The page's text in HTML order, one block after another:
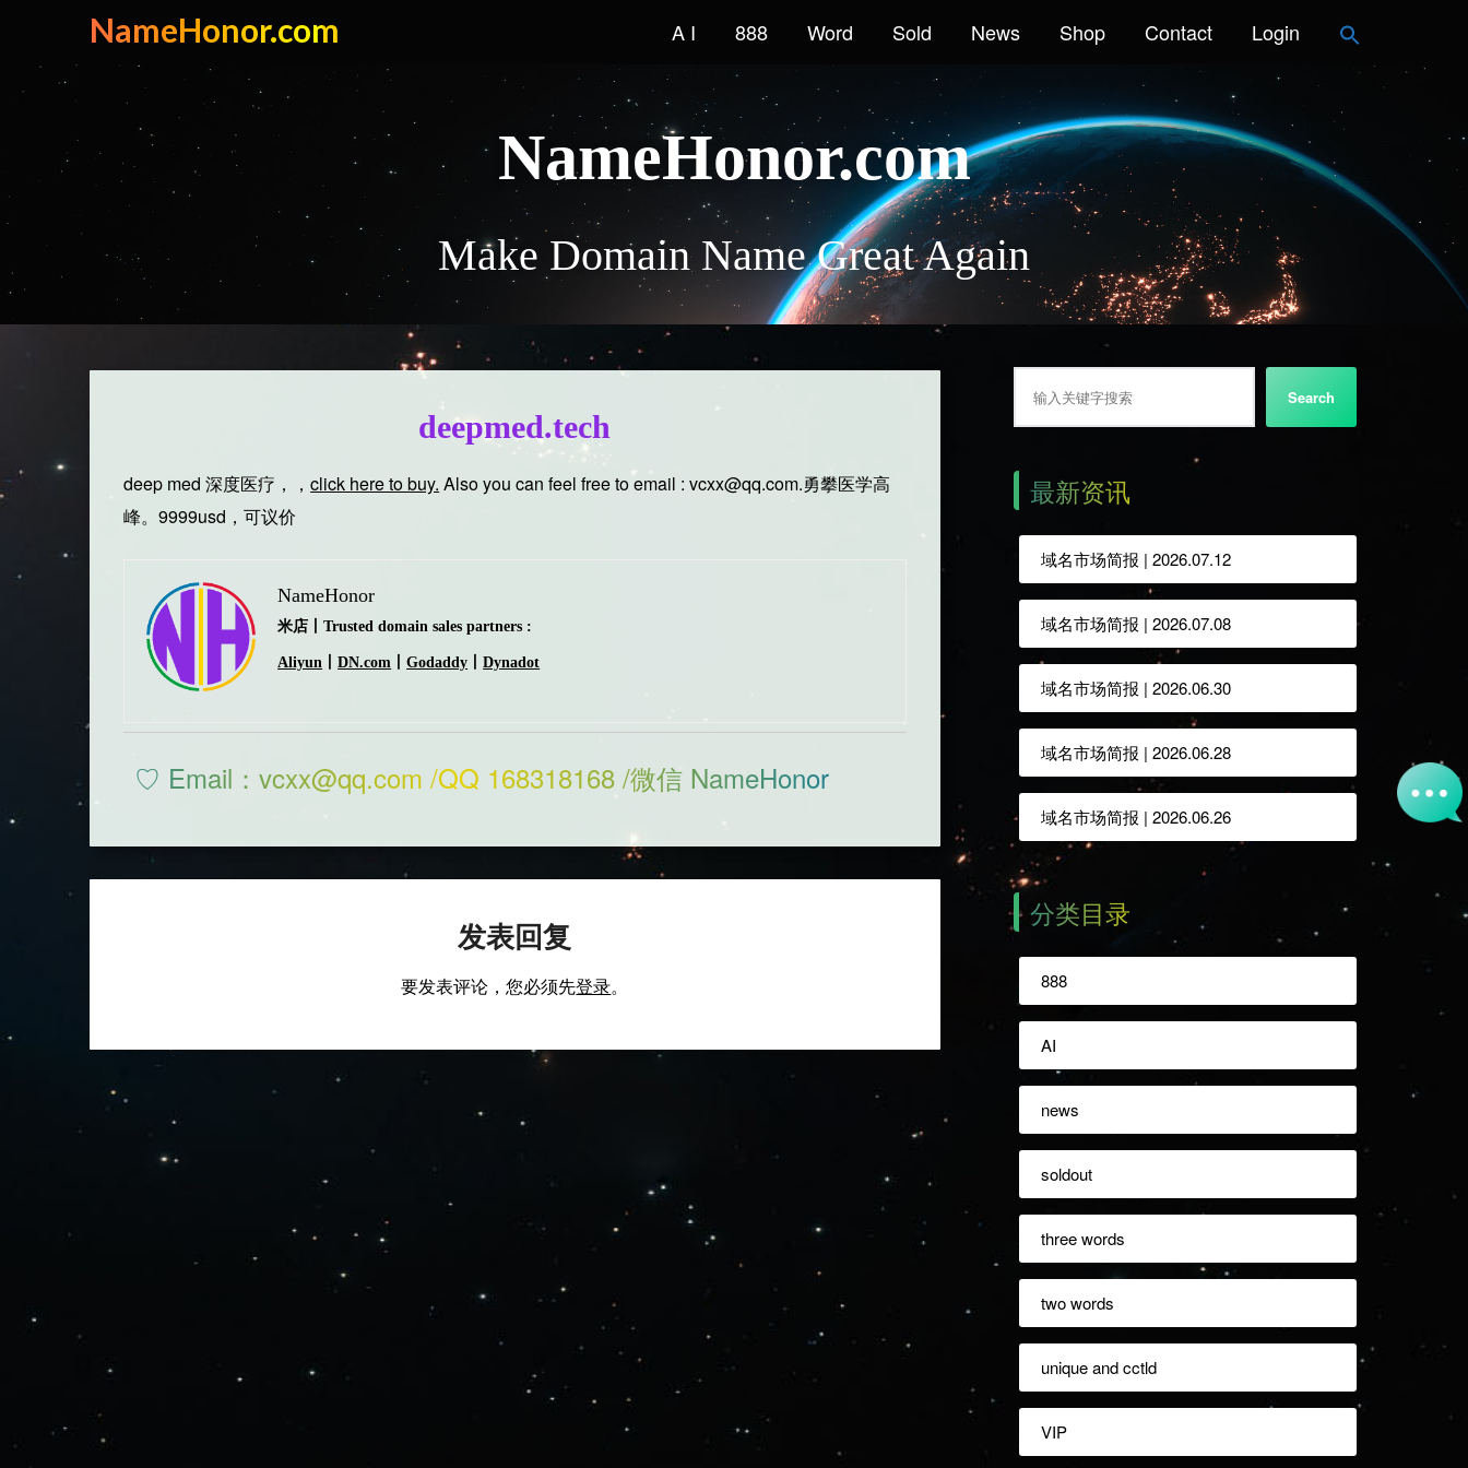
content
NameHonor.com A I 888 Word Sold News Shop Contact Login
NameHonor.com
Make Domain Name Great Again
deepmed.tech
deep med 深度医疗，，click here to buy. Also you can feel free to email : vcxx@qq.com.勇攀医学高
峰。9999usd，可议价
NameHonor
米店丨Trusted domain sales partners :
Aliyun 丨DN.com 丨Godaddy 丨Dynadot
♡ Email：vcxx@qq.com /QQ 168318168 /微信 NameHonor
发表回复
要发表评论，您必须先登录。
Search
最新资讯
域名市场简报 | 2026.07.12
域名市场简报 | 2026.07.08
域名市场简报 | 2026.06.30
域名市场简报 | 2026.06.28
域名市场简报 | 2026.06.26
分类目录
888
AI
news
soldout
three words
two words
unique and cctld
VIP